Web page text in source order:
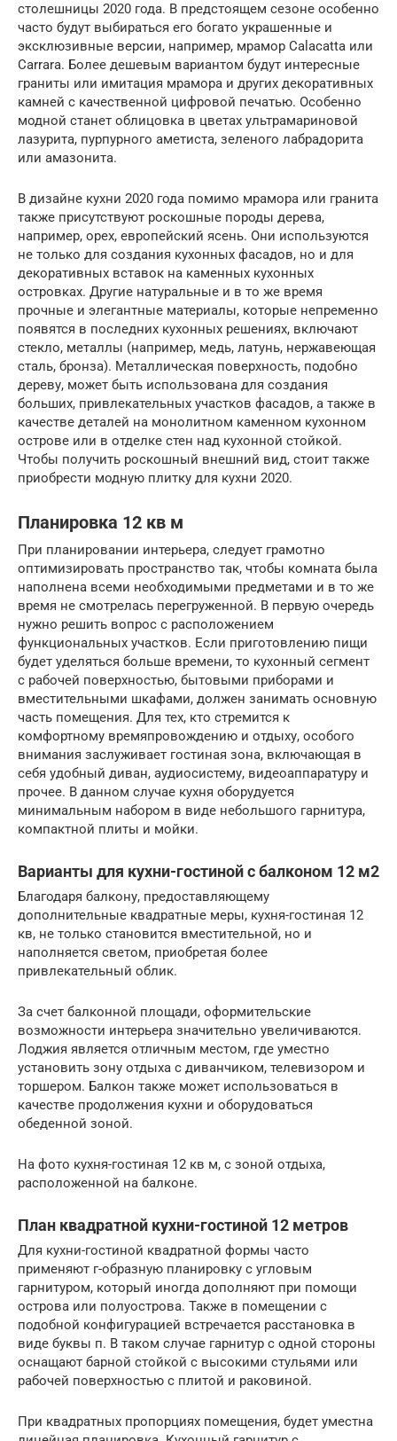
столешницы 2020 года. В предстоящем сезоне особенно
часто будут выбираться его богато украшенные и
эксклюзивные версии, например, мрамор Calacatta или
Carrara. Более дешевым вариантом будут интересные
граниты или имитация мрамора и других декоративных
камней с качественной цифровой печатью. Особенно
модной станет облицовка в цветах ультрамариновой
лазурита, пурпурного аметиста, зеленого лабрадорита
или амазонита.
В дизайне кухни 2020 года помимо мрамора или гранита
также присутствуют роскошные породы дерева,
например, орех, европейский ясень. Они используются
не только для создания кухонных фасадов, но и для
декоративных вставок на каменных кухонных
островках. Другие натуральные и в то же время
прочные и элегантные материалы, которые непременно
появятся в последних кухонных решениях, включают
стекло, металлы (например, медь, латунь, нержавеющая
сталь, бронза). Металлическая поверхность, подобно
дереву, может быть использована для создания
больших, привлекательных участков фасадов, а также в
качестве деталей на монолитном каменном кухонном
острове или в отделке стен над кухонной стойкой.
Чтобы получить роскошный внешний вид, стоит также
приобрести модную плитку для кухни 2020.
Планировка 12 кв м
При планировании интерьера, следует грамотно
оптимизировать пространство так, чтобы комната была
наполнена всеми необходимыми предметами и в то же
время не смотрелась перегруженной. В первую очередь
нужно решить вопрос с расположением
функциональных участков. Если приготовлению пищи
будет уделяться больше времени, то кухонный сегмент
с рабочей поверхностью, бытовыми приборами и
вместительными шкафами, должен занимать основную
часть помещения. Для тех, кто стремится к
комфортному времяпровождению и отдыху, особого
внимания заслуживает гостиная зона, включающая в
себя удобный диван, аудиосистему, видеоаппаратуру и
прочее. В данном случае кухня оборудуется
минимальным набором в виде небольшого гарнитура,
компактной плиты и мойки.
Варианты для кухни-гостиной с балконом 12 м2
Благодаря балкону, предоставляющему
дополнительные квадратные меры, кухня-гостиная 12
кв, не только становится вместительной, но и
наполняется светом, приобретая более
привлекательный облик.
За счет балконной площади, оформительские
возможности интерьера значительно увеличиваются.
Лоджия является отличным местом, где уместно
установить зону отдыха с диванчиком, телевизором и
торшером. Балкон также может использоваться в
качестве продолжения кухни и оборудоваться
обеденной зоной.
На фото кухня-гостиная 12 кв м, с зоной отдыха,
расположенной на балконе.
План квадратной кухни-гостиной 12 метров
Для кухни-гостиной квадратной формы часто
применяют г-образную планировку с угловым
гарнитуром, который иногда дополняют при помощи
острова или полуострова. Также в помещении с
подобной конфигурацией встречается расстановка в
виде буквы п. В таком случае гарнитур с одной стороны
оснащают барной стойкой с высокими стульями или
рабочей поверхностью с плитой и раковиной.
При квадратных пропорциях помещения, будет уместна